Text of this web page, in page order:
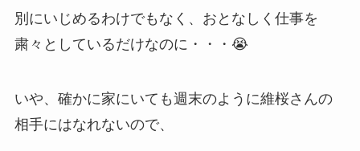
別にいじめるわけでもなく、おとなしく仕事を
粛々としているだけなのに・・・😭
いや、確かに家にいても週末のように維桜さんの
相手にはなれないので、